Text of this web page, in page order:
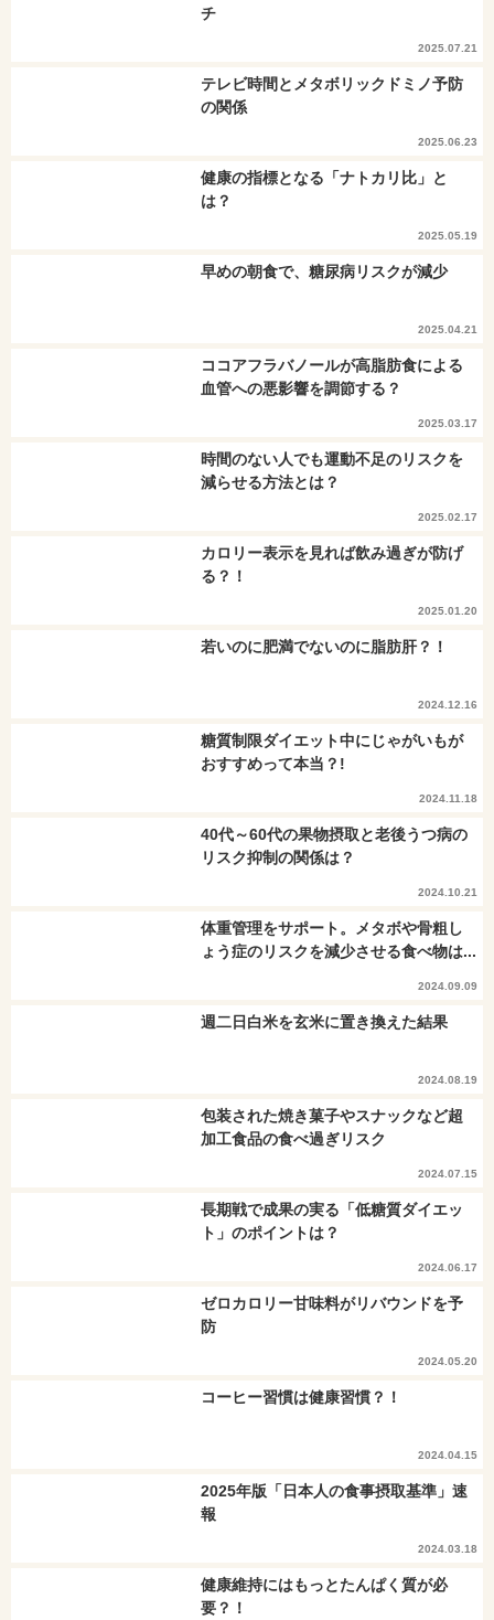
チ
2025.07.21
テレビ時間とメタボリックドミノ予防
の関係
2025.06.23
健康の指標となる「ナトカリ比」と
は？
2025.05.19
早めの朝食で、糖尿病リスクが減少
2025.04.21
ココアフラバノールが高脂肪食による
血管への悪影響を調節する？
2025.03.17
時間のない人でも運動不足のリスクを
減らせる方法とは？
2025.02.17
カロリー表示を見れば飲み過ぎが防げ
る？！
2025.01.20
若いのに肥満でないのに脂肪肝？！
2024.12.16
糖質制限ダイエット中にじゃがいもが
おすすめって本当？!
2024.11.18
40代～60代の果物摂取と老後うつ病の
リスク抑制の関係は？
2024.10.21
体重管理をサポート。メタボや骨粗し
ょう症のリスクを減少させる食べ物は...
2024.09.09
週二日白米を玄米に置き換えた結果
2024.08.19
包装された焼き菓子やスナックなど超
加工食品の食べ過ぎリスク
2024.07.15
長期戦で成果の実る「低糖質ダイエッ
ト」のポイントは？
2024.06.17
ゼロカロリー甘味料がリバウンドを予
防
2024.05.20
コーヒー習慣は健康習慣？！
2024.04.15
2025年版「日本人の食事摂取基準」速
報
2024.03.18
健康維持にはもっとたんぱく質が必
要？！